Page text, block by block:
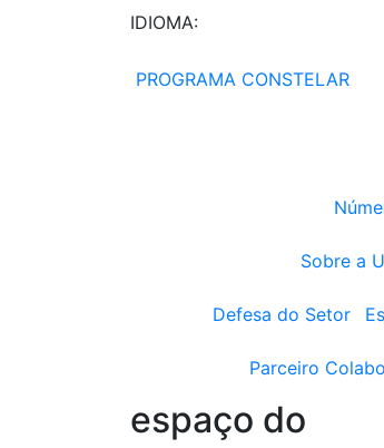
IDIOMA:
PROGRAMA CONSTELAR
Sobre a
Defesa do Setor
Parceiro
espaço do